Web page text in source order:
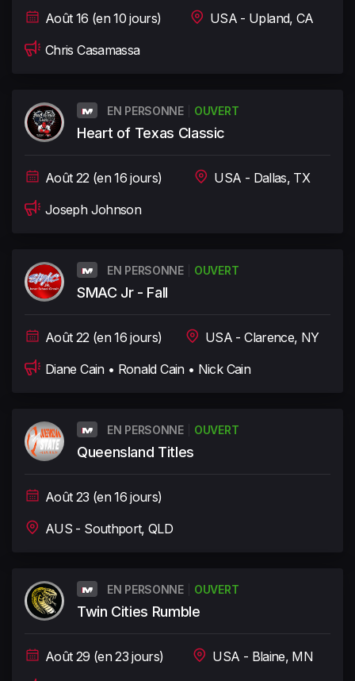
Août 16 (en 10 jours)
USA - Upland, CA
Chris Casamassa
EN PERSONNE OUVERT
Heart of Texas Classic
Août 22 (en 16 jours)
USA - Dallas, TX
Joseph Johnson
EN PERSONNE OUVERT
SMAC Jr - Fall
Août 22 (en 16 jours)
USA - Clarence, NY
Diane Cain • Ronald Cain • Nick Cain
EN PERSONNE OUVERT
Queensland Titles
Août 23 (en 16 jours)
AUS - Southport, QLD
EN PERSONNE OUVERT
Twin Cities Rumble
Août 29 (en 23 jours)
USA - Blaine, MN